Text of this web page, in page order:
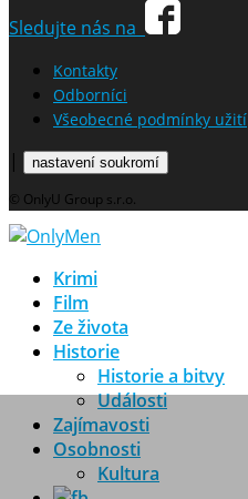
Sledujte nás na
Kontakty
Odborníci
Všeobecné podmínky užití
| nastavení soukromí
© OnlyU Group s.r.o.
Krimi
Film
Ze života
Historie
Historie a bitvy
Události
Zajímavosti
Osobnosti
Kultura